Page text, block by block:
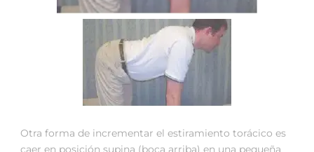
Otra forma de incrementar el estiramiento torácico es
caer en posición supina (boca arriba) en una pequeña